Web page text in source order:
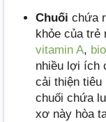
Chuối chứa
khỏe của trẻ
vitamin A,
nhiều lợi ích
cải thiện
chuối chứa
xơ này hòa